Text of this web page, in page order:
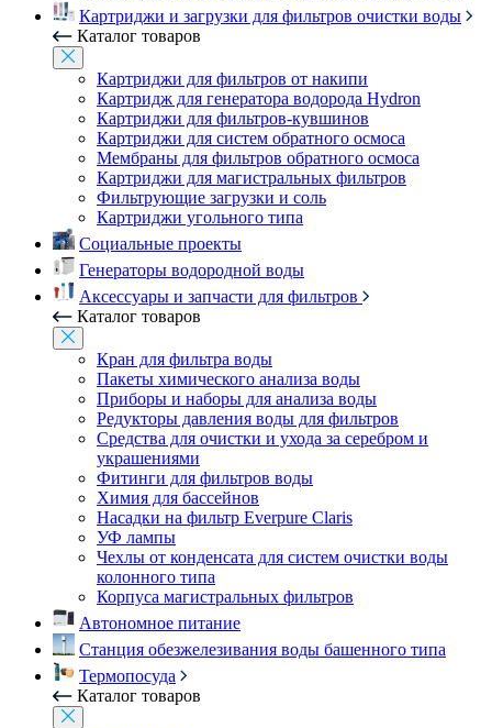
Картриджи и загрузки для фильтров очистки воды
Каталог товаров
Картриджи для фильтров от накипи
Картридж для генератора водорода Hydron
Картриджи для фильтров-кувшинов
Картриджи для систем обратного осмоса
Мембраны для фильтров обратного осмоса
Картриджи для магистральных фильтров
Фильтрующие загрузки и соль
Картриджи угольного типа
Социальные проекты
Генераторы водородной воды
Аксессуары и запчасти для фильтров
Каталог товаров
Кран для фильтра воды
Пакеты химического анализа воды
Приборы и наборы для анализа воды
Редукторы давления воды для фильтров
Средства для очистки и ухода за серебром и
украшениями
Фитинги для фильтров воды
Химия для бассейнов
Насадки на фильтр Everpure Claris
УФ лампы
Чехлы от конденсата для систем очистки воды
колонного типа
Корпуса магистральных фильтров
Автономное питание
Станция обезжелезивания воды башенного типа
Термопосуда
Каталог товаров